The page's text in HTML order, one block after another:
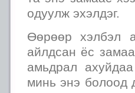
одуулж эхэлдэг.
Өөрөөр хэлбэл
айлдсан ёс
амьдрал
минь энэ болоод